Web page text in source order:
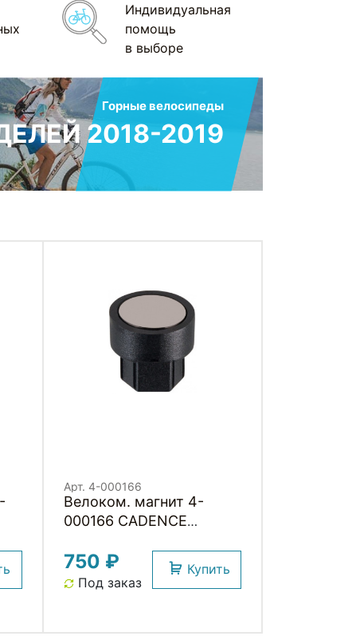
Индивидуальная
помощь
в выборе
Горные велосипеды
2018-2019
Арт. 4-000166
Велоком. магнит 4-
000166 CADENCE
датчика каденса в ось
педали под 5 и 8 мм
750 ₽
Под заказ
Купить